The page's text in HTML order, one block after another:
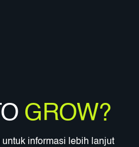
GROW?
informasi lebih lanjut